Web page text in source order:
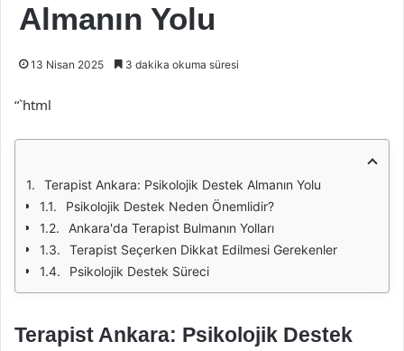
Almanın Yolu
13 Nisan 2025 3 dakika okuma süresi
“`html
Terapist Ankara: Psikolojik Destek Almanın Yolu
Psikolojik Destek Neden Önemlidir?
Ankara'da Terapist Bulmanın Yolları
Terapist Seçerken Dikkat Edilmesi Gerekenler
Psikolojik Destek Süreci
Terapist Ankara: Psikolojik Destek